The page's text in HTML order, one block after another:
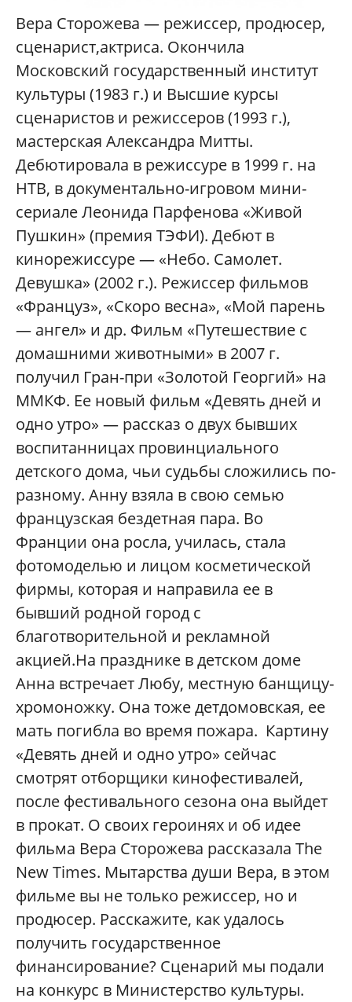
Вера Сторожева — режиссер, продюсер,
сценарист,актриса. Окончила
Московский государственный институт
культуры (1983 г.) и Высшие курсы
сценаристов и режиссеров (1993 г.),
мастерская Александра Митты.
Дебютировала в режиссуре в 1999 г. на
НТВ, в документально-игровом мини-
сериале Леонида Парфенова «Живой
Пушкин» (премия ТЭФИ). Дебют в
кинорежиссуре — «Небо. Самолет.
Девушка» (2002 г.). Режиссер фильмов
«Француз», «Скоро весна», «Мой парень
— ангел» и др. Фильм «Путешествие с
домашними животными» в 2007 г.
получил Гран-при «Золотой Георгий» на
ММКФ. Ее новый фильм «Девять дней и
одно утро» — рассказ о двух бывших
воспитанницах провинциального
детского дома, чьи судьбы сложились по-
разному. Анну взяла в свою семью
французская бездетная пара. Во
Франции она росла, училась, стала
фотомоделью и лицом косметической
фирмы, которая и направила ее в
бывший родной город с
благотворительной и рекламной
акцией.На празднике в детском доме
Анна встречает Любу, местную банщицу-
хромоножку. Она тоже детдомовская, ее
мать погибла во время пожара. Картину
«Девять дней и одно утро» сейчас
смотрят отборщики кинофестивалей,
после фестивального сезона она выйдет
в прокат. О своих героинях и об идее
фильма Вера Сторожева рассказала The
New Times. Мытарства души Вера, в этом
фильме вы не только режиссер, но и
продюсер. Расскажите, как удалось
получить государственное
финансирование? Сценарий мы подали
на конкурс в Министерство культуры.